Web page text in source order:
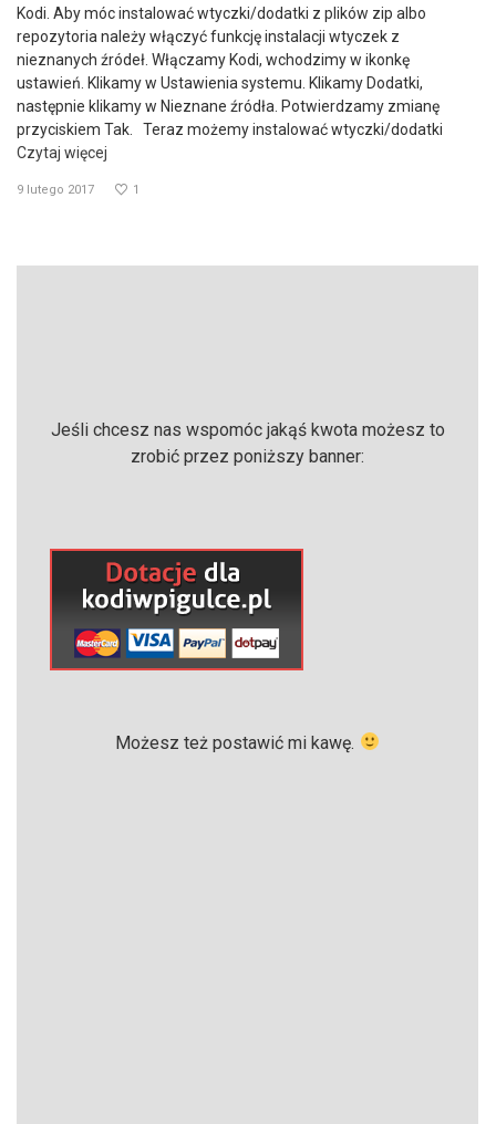
Kodi. Aby móc instalować wtyczki/dodatki z plików zip albo
repozytoria należy włączyć funkcję instalacji wtyczek z
nieznanych źródeł. Włączamy Kodi, wchodzimy w ikonkę
ustawień. Klikamy w Ustawienia systemu. Klikamy Dodatki,
następnie klikamy w Nieznane źródła. Potwierdzamy zmianę
przyciskiem Tak. Teraz możemy instalować wtyczki/dodatki
Czytaj więcej
9 lutego 2017 1
Jeśli chcesz nas wspomóc jakąś kwota możesz to
zrobić przez poniższy banner:
Możesz też postawić mi kawę.